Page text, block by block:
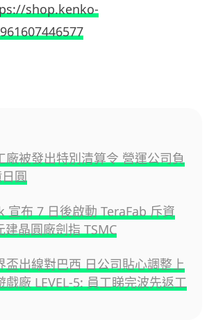
shop.kenko-
廠被發出特別清算令 營運公司負
圓
宣布 7 日後啟動 TeraFab 斥資
建晶圓廠劍指 TSMC
盃出線對巴西 日公司貼心調整上
廠 LEVEL-5: 員工睇完波先返工